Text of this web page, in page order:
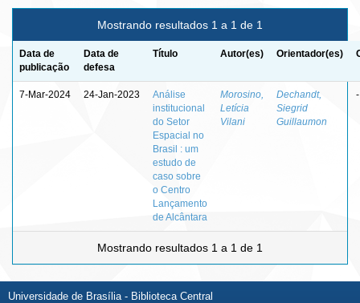
Mostrando resultados 1 a 1 de 1
Data de
publicação
Data de
defesa
Título Autor(es) Orientador(es)
7-Mar-2024 24-Jan-2023
Análise
institucional
do Setor
Espacial no
Brasil : um
estudo de
caso sobre
o Centro
Lançamento
de Alcântara
Morosino,
Letícia
Vilani
Dechandt,
Siegrid
Guillaumon
-
Mostrando resultados 1 a 1 de 1
Universidade de Brasília - Biblioteca Central